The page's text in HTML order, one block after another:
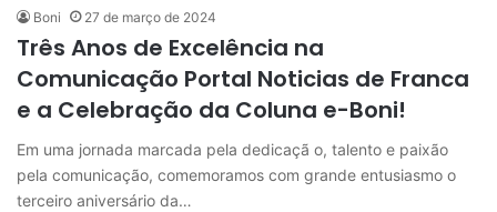
Boni 27 de março de 2024
Três Anos de Excelência na
Comunicação Portal Noticias de Franca
e a Celebração da Coluna e-Boni!
Em uma jornada marcada pela dedicaçã o, talento e paixão
pela comunicação, comemoramos com grande entusiasmo o
terceiro aniversário da…